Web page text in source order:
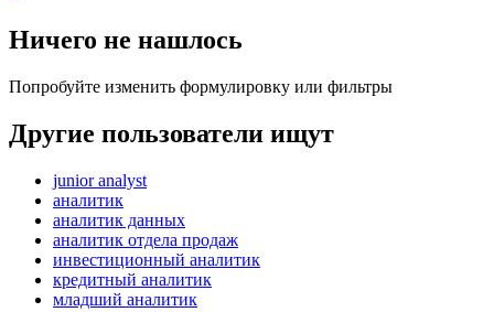
Ничего не нашлось
Попробуйте изменить формулировку или фильтры
Другие пользователи ищут
junior analyst
аналитик
аналитик данных
аналитик отдела продаж
инвестиционный аналитик
кредитный аналитик
младший аналитик